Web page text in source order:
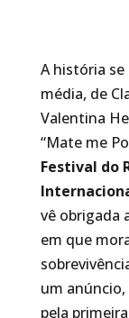
A história
média, de
Valentina
“Mate me
Festival do
vê obrigada
em que
um
pela